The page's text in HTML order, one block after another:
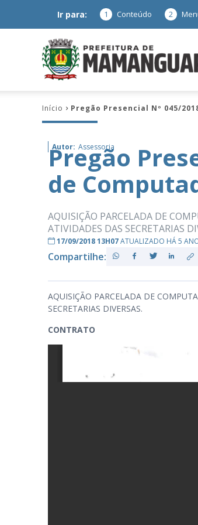
Ir para: 1 Conteúdo 2
Início Pregão Presencial Nº 045/
Autor: Assessoria
Pregão
de
AQUISIÇÃO PARCELADA DE
ATIVIDADES DAS SECRETARIAS
17/09/2018 13H07ATUALIZADO HÁ 5
Compartilhe:
AQUISIÇÃO PARCELADA DE
SECRETARIAS DIVERSAS.
CONTRATO